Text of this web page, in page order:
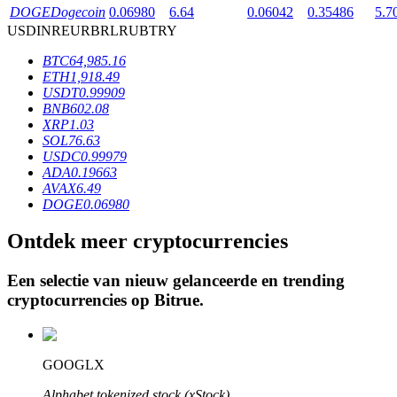
BTR-vergrendelingen
Exclusieve beleggingen voor BTR-houders
Door crypto ondersteunde leenservice
DOGEDogecoin 0.06980 6.64 0.06042 0.35486
USDINREURBRLRUBTRY
BTC64,985.16
ETH1,918.49
USDT0.99909
BNB602.08
XRP1.03
SOL76.63
USDC0.99979
ADA0.19663
AVAX6.49
DOGE0.06980
Ontdek meer cryptocurrencies
Een selectie van nieuw gelanceerde en trending
cryptocurrencies op Bitrue.
GOOGLX